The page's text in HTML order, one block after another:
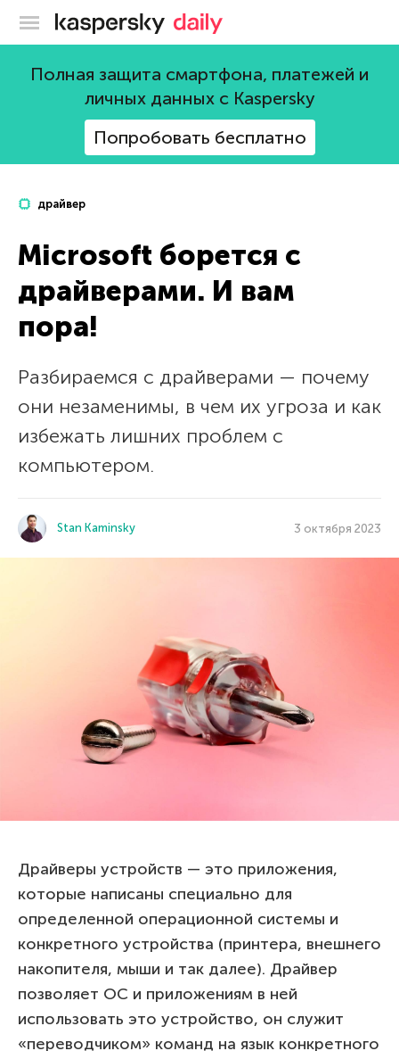
Блог Касперского
Полная защита смартфона, платежей и
личных данных с Kaspersky
Попробовать бесплатно
драйвер
Microsoft борется с
драйверами. И вам
пора!
Разбираемся с драйверами — почему
они незаменимы, в чем их угроза и как
избежать лишних проблем с
компьютером.
Stan Kaminsky 3 октября 2023
Драйверы устройств — это приложения,
которые написаны специально для
определенной операционной системы и
конкретного устройства (принтера, внешнего
накопителя, мыши и так далее). Драйвер
позволяет ОС и приложениям в ней
использовать это устройство, он служит
«переводчиком» команд на язык конкретного